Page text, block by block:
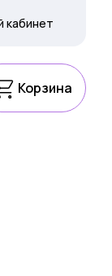
кабинет
Корзина